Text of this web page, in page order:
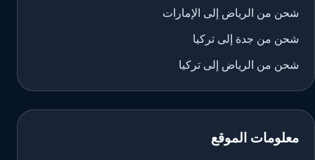
شحن من الرياض إلى الإمارات
شحن من جدة إلى تركيا
شحن من الرياض إلى تركيا
معلومات الموقع